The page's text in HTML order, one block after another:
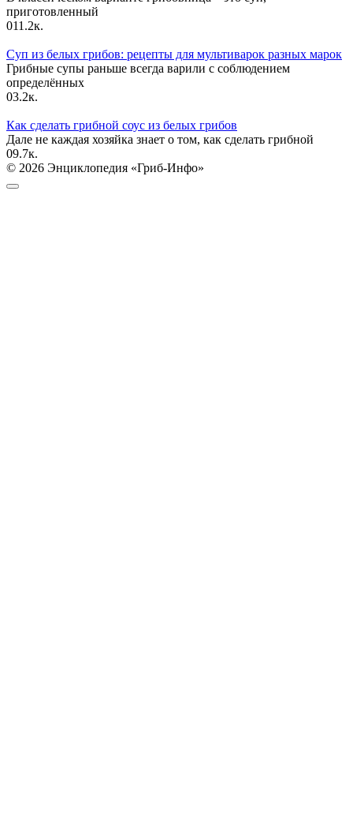
приготовленный
011.2к.
Суп из белых грибов: рецепты для мультиварок разных марок
Грибные супы раньше всегда варили с соблюдением
определённых
03.2к.
Как сделать грибной соус из белых грибов
Дале не каждая хозяйка знает о том, как сделать грибной
09.7к.
© 2026 Энциклопедия «Гриб-Инфо»